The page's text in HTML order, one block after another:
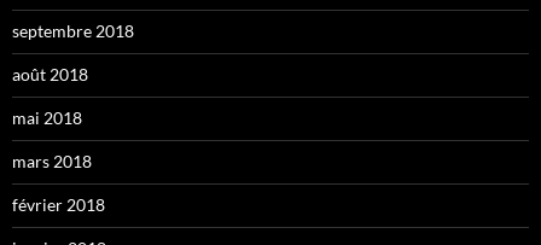
septembre 2018
août 2018
mai 2018
mars 2018
février 2018